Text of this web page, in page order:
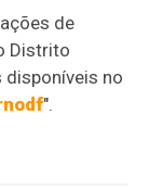
de
Distrito
disponíveis no
".